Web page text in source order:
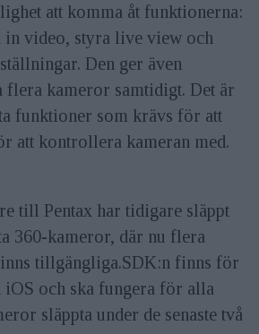
att komma åt funktionerna:
in video, styra live view och
Den ger även
flera kameror samtidigt. Det är
funktioner som krävs för att
att kontrollera kameran med.
till Pentax har tidigare släppt
360-kameror, där nu flera
tillgängliga.SDK:n finns för
och ska fungera för alla
släppta under de senaste två